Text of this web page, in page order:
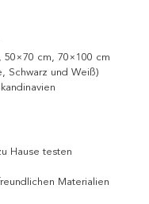
50×70 cm, 70×100 cm
Schwarz und Weiß)
Hause testen
Materialien